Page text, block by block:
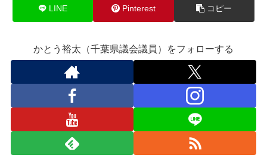
LINE Pinterest コピー
かとう裕太（千葉県議会議員）をフォローする